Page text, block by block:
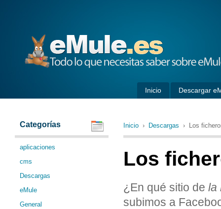
Inicio Descargar
Categorías
aplicaciones
cms
Descargas
eMule
General
Inicio › Descargas › Los
Los
¿En qué sitio de la
subimos a